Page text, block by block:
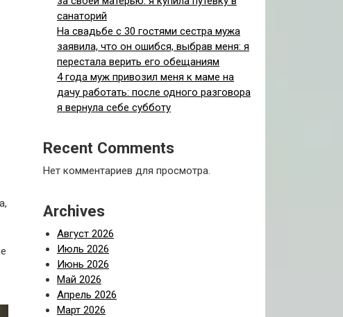
санаторий
На свадьбе с 30 гостями сестра мужа
заявила, что он ошибся, выбрав меня: я
перестала верить его обещаниям
4 года муж привозил меня к маме на
дачу работать: после одного разговора
я вернула себе субботу
Recent Comments
Нет комментариев для просмотра.
Archives
Август 2026
Июль 2026
Июнь 2026
Май 2026
Апрель 2026
Март 2026